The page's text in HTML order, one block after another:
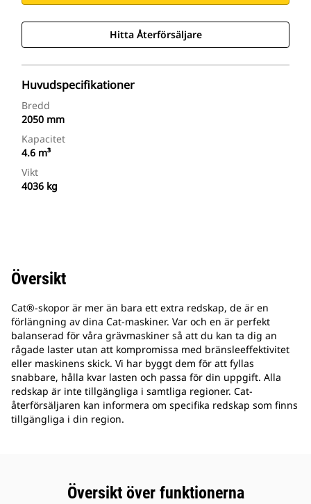
Hitta Återförsäljare
Huvudspecifikationer
Bredd
2050 mm
Kapacitet
4.6 m³
Vikt
4036 kg
Översikt
Cat®-skopor är mer än bara ett extra redskap, de är en
förlängning av dina Cat-maskiner. Var och en är perfekt
balanserad för våra grävmaskiner så att du kan ta dig an
rågade laster utan att kompromissa med bränsleeffektivitet
eller maskinens skick. Vi har byggt dem för att fyllas
snabbare, hålla kvar lasten och passa för din uppgift. Alla
redskap är inte tillgängliga i samtliga regioner. Cat-
återförsäljaren kan informera om specifika redskap som finns
tillgängliga i din region.
Översikt över funktionerna